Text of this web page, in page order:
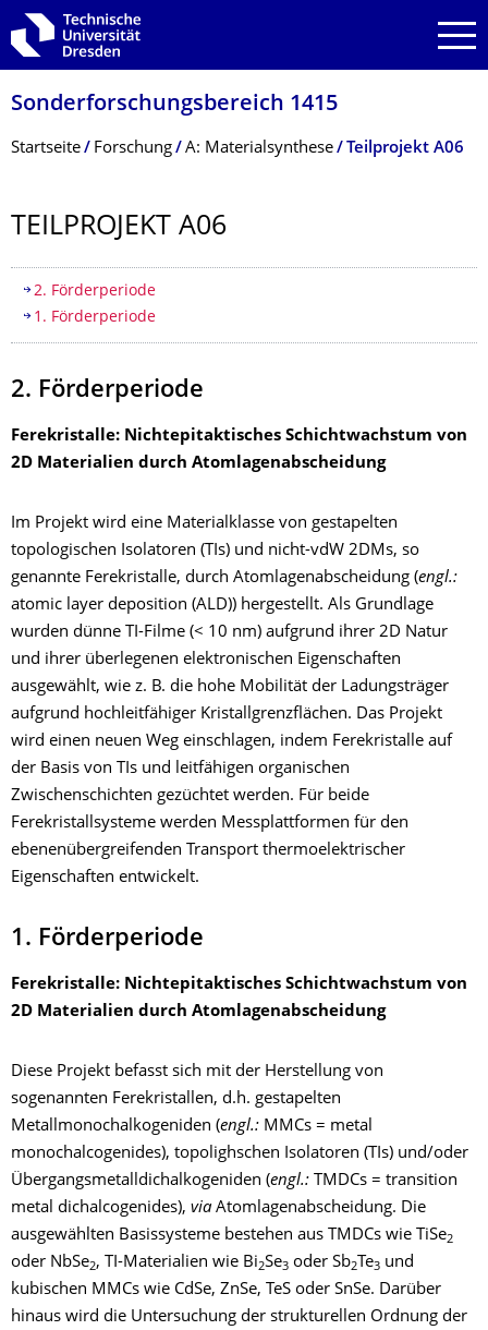
Zur Hauptnavigation springen
Zur Suche springen
Zum Inhalt springen
Sonderforschungs­bereich 1415
Breadcrumb-Menü
Startseite Forschung A: Materialsynthese Teilprojekt A06
TEILPROJEKT A06
Inhaltsverzeichnis
2. Förderperiode
1. Förderperiode
2. Förderperiode
Ferekristalle: Nichtepitaktisches Schichtwachstum von
2D Materialien durch Atomlagenabscheidung
Im Projekt wird eine Materialklasse von gestapelten
topologischen Isolatoren (TIs) und nicht-vdW 2DMs, so
genannte Ferekristalle, durch Atomlagenabscheidung (engl.:
atomic layer deposition (ALD)) hergestellt. Als Grundlage
wurden dünne TI-Filme (< 10 nm) aufgrund ihrer 2D Natur
und ihrer überlegenen elektronischen Eigenschaften
ausgewählt, wie z. B. die hohe Mobilität der Ladungsträger
aufgrund hochleitfähiger Kristallgrenzflächen. Das Projekt
wird einen neuen Weg einschlagen, indem Ferekristalle auf
der Basis von TIs und leitfähigen organischen
Zwischenschichten gezüchtet werden. Für beide
Ferekristallsysteme werden Messplattformen für den
ebenenübergreifenden Transport thermoelektrischer
Eigenschaften entwickelt.
1. Förderperiode
Ferekristalle: Nichtepitaktisches Schichtwachstum von
2D Materialien durch Atomlagenabscheidung
Diese Projekt befasst sich mit der Herstellung von
sogenannten Ferekristallen, d.h. gestapelten
Metallmonochalkogeniden (engl.: MMCs = metal
monochalcogenides), topolighschen Isolatoren (TIs) und/oder
Übergangsmetalldichalkogeniden (engl.: TMDCs = transition
metal dichalcogenides), viaAtomlagenabscheidung. Die
ausgewählten Basissysteme bestehen aus TMDCs wie TiSe2
oder NbSe2, TI-Materialien wie Bi2Se3 oder Sb2 Te3 und
kubischen MMCs wie CdSe, ZnSe, TeS oder SnSe. Darüber
hinaus wird die Untersuchung der strukturellen Ordnung der